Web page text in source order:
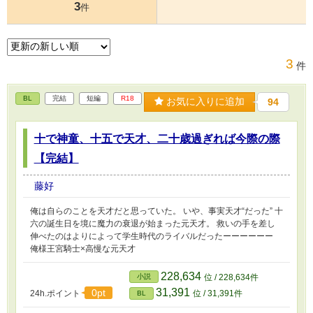
3件
3 件
BL 完結 短編 R18 お気に入りに追加 94
十で神童、十五で天才、二十歳過ぎれば今際の際
【完結】
藤好
俺は自らのことを天才だと思っていた。 いや、事実天才“だった” 十
六の誕生日を境に魔力の衰退が始まった元天才。 救いの手を差し
伸べたのはよりによって学生時代のライバルだったーーーーーー
俺様王宮騎士×高慢な元天才
24h.ポイント 0pt
小説 228,634 位 / 228,634件
BL 31,391 位 / 31,391件